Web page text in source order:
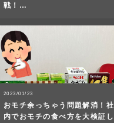
戦！…
2023/01/23
おモチ余っちゃう問題解消！社
内でおモチの食べ方を大検証し